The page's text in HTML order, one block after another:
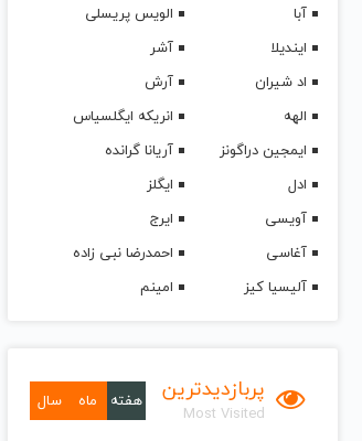
آبا
الویس پریسلی
ایندیلا
آشر
اد شیران
آرش
الهه
انریکه ایگلسیاس
ایمجین دراگونز
آریانا گرانده
ادل
ایگلز
آویسی
ایرج
آغاسی
احمدرضا نبی زاده
آلیسیا کیز
امینم
پربازدیدترین
Most Visited
هفته ماه سال